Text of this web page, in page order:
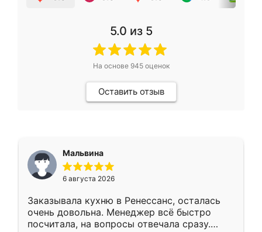
5.0 из 5
На основе 945оценок
Оставить отзыв
Мальвина
6 августа 2026
Заказывала кухню в Ренессанс, осталась
очень довольна. Менеджер всё быстро
посчитала, на вопросы отвечала сразу.